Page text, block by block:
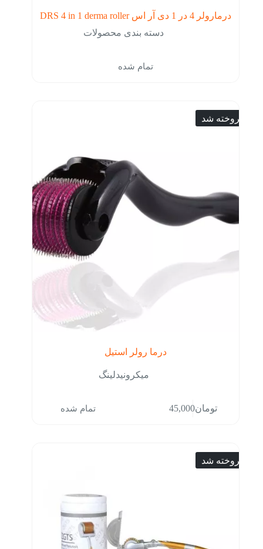
درمارولر 4 در 1 دی آر اس DRS 4 in 1 derma roller
دسته بندی محصولات
تمام شده
فروخته شد
درما رولر استیل
میکرونیدلینگ
تومان45,000 تمام شده
فروخته شد